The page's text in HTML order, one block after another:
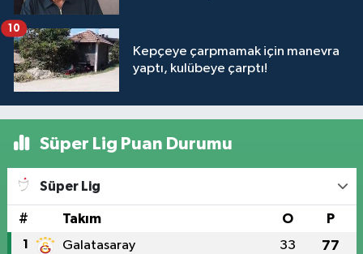
Kepçeye çarpmamak için manevra
yaptı, kulübeye çarptı!
10
Süper Lig Puan Durumu
Süper Lig
# Takım O P
1 Galatasaray 33 77